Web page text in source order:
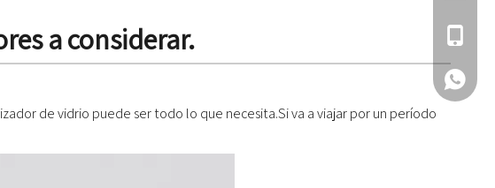
a considerar.
de vidrio puede ser todo lo que necesita.Si va a viajar por un período
¡Hola!